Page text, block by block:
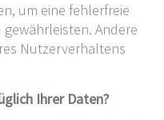
um eine fehlerfreie
Andere
Nutzerverhaltens
Ihrer Daten?